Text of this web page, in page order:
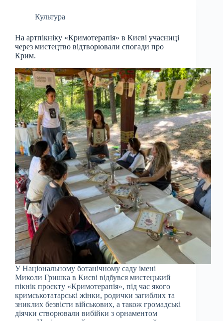
Культура
На артпікніку «Кримотерапія» в Києві учасниці
через мистецтво відтворювали спогади про
Крим.
У Національному ботанічному саду імені
Миколи Гришка в Києві відбувся мистецький
пікнік проєкту «Кримотерапія», під час якого
кримськотатарські жінки, родички загиблих та
зниклих безвісти військових, а також громадські
діячки створювали вибійки з орнаментом